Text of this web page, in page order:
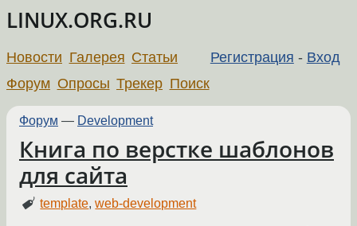
LINUX.ORG.RU
Регистрация - Вход
Новости Галерея Статьи
Форум Опросы Трекер Поиск
Форум — Development
Книга по верстке шаблонов
для сайта
template,web-development